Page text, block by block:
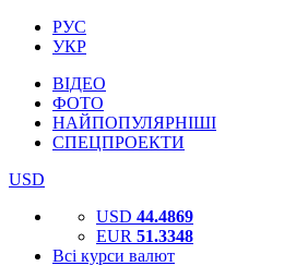
РУС
УКР
ВІДЕО
ФОТО
НАЙПОПУЛЯРНІШІ
СПЕЦПРОЕКТИ
USD
USD 44.4869
EUR 51.3348
Всі курси валют